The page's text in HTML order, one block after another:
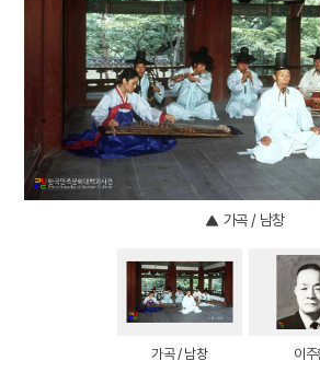
3 친일인명사전
4 국립소록도병원
5 병리학
6 원
7 삼백초
8
수표
가곡 / 남창
가곡 / 남창 이주